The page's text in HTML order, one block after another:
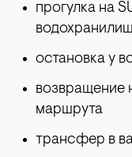
прогулка на
остановка у
возвращение
маршрута
трансфер в